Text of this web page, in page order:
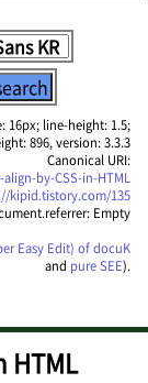
16px; line-height: 1.5;
896, version: 3.3.3
Canonical URI:
by-CSS-in-HTML
kipid.tistory.com/135
Empty
Easy Edit) of docuK
and pure SEE).
HTML